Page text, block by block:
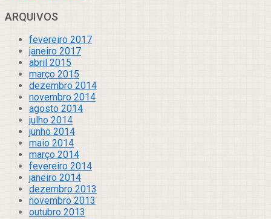
ARQUIVOS
fevereiro 2017
janeiro 2017
abril 2015
março 2015
dezembro 2014
novembro 2014
agosto 2014
julho 2014
junho 2014
maio 2014
março 2014
fevereiro 2014
janeiro 2014
dezembro 2013
novembro 2013
outubro 2013